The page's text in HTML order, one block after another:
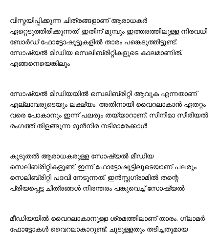
വിസ്മയിപ്പിക്കുന്ന ചിത്രങ്ങളാണ് ആരാധകർ
ഏറ്റെടുത്തിരിക്കുന്നത്. ഇതിന് മുമ്പും ഇത്തരത്തിലുള്ള നിരവധി
ബോർഡ് ഫോട്ടോഷൂട്ടുകളിൽ താരം പങ്കെടുത്തിട്ടുണ്ട്.
സോഷ്യൽ മീഡിയ സെലിബ്രിറ്റികളുടെ കാലമാണിത്.
എങ്ങനെയെങ്കിലും
സോഷ്യൽ മീഡിയയിൽ സെലിബ്രിറ്റി ആവുക എന്നതാണ്
എല്ലാവരുടെയും ലക്ഷ്യം. അതിനായി വൈറലാകാൻ ഏതറ്റം
വരെ പോകാനും ഇന്ന് പലരും തയ്യാറാണ്. സിനിമാ സീരിയൽ
രംഗത്ത് തിളങ്ങുന്ന മുൻനിര നടിമാരേക്കാൾ
കൂടുതൽ ആരാധകരുള്ള സോഷ്യൽ മീഡിയ
സെലിബ്രിറ്റികളുണ്ട്. ഇന്ന് ഫോട്ടോഷൂട്ടിലൂടെയാണ് പലരും
സെലിബ്രിറ്റി പദവി നേടുന്നത്. ഇൻസ്റ്റഗ്രാമിൽ തന്റെ
പ്രിയപ്പെട്ട ചിത്രങ്ങൾ നിരന്തരം പങ്കുവെച്ച് സോഷ്യൽ
മീഡിയയിൽ വൈറലാകാനുള്ള ശ്രമത്തിലാണ് താരം. ഗ്ലാമർ
ഫോട്ടോകൾ വൈറലാകാറുണ്ട്. ചൂടുള്ളതും തടിച്ചതുമായ